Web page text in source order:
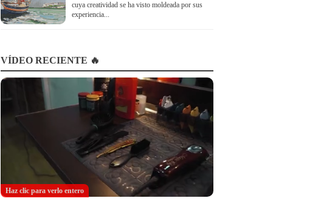
cuya creatividad se ha visto moldeada por sus
experiencia...
VÍDEO RECIENTE 🔥
Haz clic para verlo entero